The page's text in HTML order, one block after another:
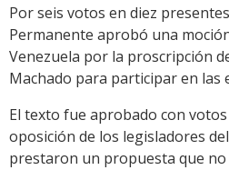
Por seis votos en diez
Permanente aprobó una
Venezuela por la proscripción
Machado para participar en las
El texto fue aprobado con
oposición de los legisladores
prestaron un propuesta que